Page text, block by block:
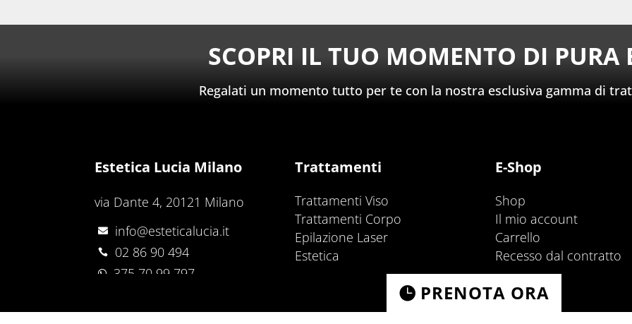
SCOPRI IL TUO MOMENTO DI PURA
Regalati un momento tutto per te con la nostra esclusiva gamma di
Estetica Lucia Milano
via Dante 4, 20121 Milano
 info@esteticalucia.it
 02 86 90 494
 375 70 99 797
Trattamenti
Trattamenti Viso
Trattamenti Corpo
Epilazione Laser
Estetica
E-Shop
Shop
Il mio account
Carrello
Recesso dal contratto
PRENOTA ORA